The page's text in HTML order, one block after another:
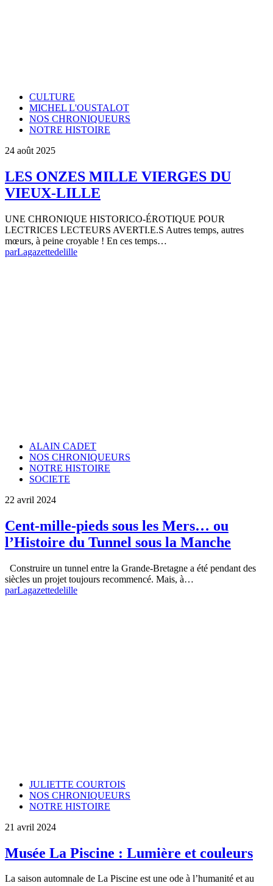
CULTURE
MICHEL L'OUSTALOT
NOS CHRONIQUEURS
NOTRE HISTOIRE
24 août 2025
LES ONZES MILLE VIERGES DU
VIEUX-LILLE
UNE CHRONIQUE HISTORICO-ÉROTIQUE POUR
LECTRICES LECTEURS AVERTI.E.S Autres temps, autres
mœurs, à peine croyable ! En ces temps…
parLagazettedelille
ALAIN CADET
NOS CHRONIQUEURS
NOTRE HISTOIRE
SOCIETE
22 avril 2024
Cent-mille-pieds sous les Mers… ou
l’Histoire du Tunnel sous la Manche
Construire un tunnel entre la Grande-Bretagne a été pendant des
siècles un projet toujours recommencé. Mais, à…
parLagazettedelille
JULIETTE COURTOIS
NOS CHRONIQUEURS
NOTRE HISTOIRE
21 avril 2024
Musée La Piscine : Lumière et couleurs
La saison automnale de La Piscine est une ode à l’humanité et au